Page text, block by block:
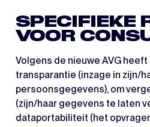
SPECIFIEKE
VOOR
Volgens de nieuwe AVG
transparantie (inzage in zijn/
persoonsgegevens), om
(zijn/haar gegevens te laten
dataportabiliteit (het